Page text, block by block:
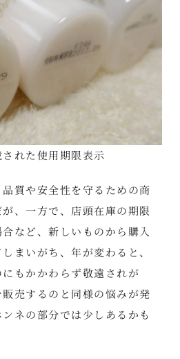
れた使用期限表示
質や安全性を守るための商
、一方で、店頭在庫の期限
など、新しいものから購入
まいがち、年が変わると、
もかかわらず敬遠されが
売するのと同様の悩みが発
ネの部分では少しあるかも